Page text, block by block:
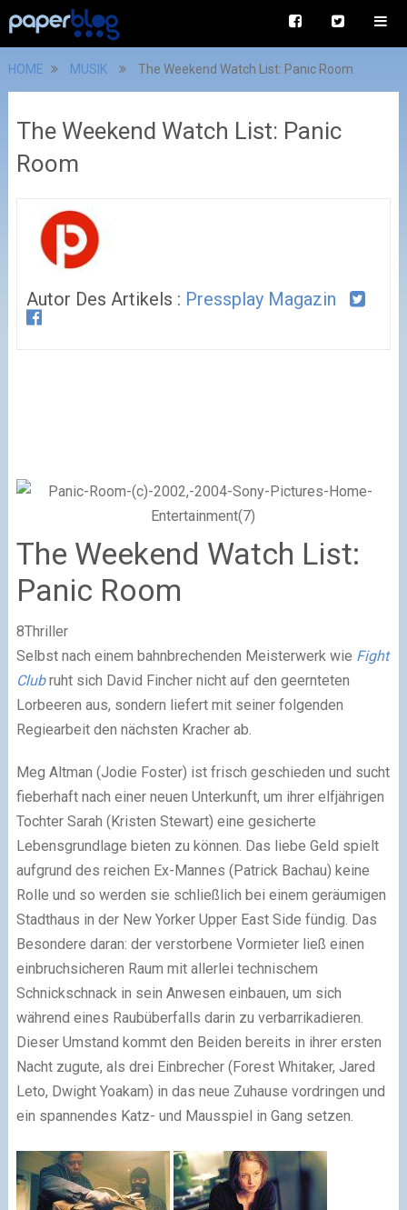
HOME MUSIK The Weekend Watch List: Panic Room
The Weekend Watch List: Panic
Room
Autor Des Artikels : Pressplay Magazin
The Weekend Watch List:
Panic Room
8Thriller
Selbst nach einem bahnbrechenden Meisterwerk wie Fight
Clubruht sich David Fincher nicht auf den geernteten
Lorbeeren aus, sondern liefert mit seiner folgenden
Regiearbeit den nächsten Kracher ab.
Meg Altman (Jodie Foster) ist frisch geschieden und sucht
fieberhaft nach einer neuen Unterkunft, um ihrer elfjährigen
Tochter Sarah (Kristen Stewart) eine gesicherte
Lebensgrundlage bieten zu können. Das liebe Geld spielt
aufgrund des reichen Ex-Mannes (Patrick Bachau) keine
Rolle und so werden sie schließlich bei einem geräumigen
Stadthaus in der New Yorker Upper East Side fündig. Das
Besondere daran: der verstorbene Vormieter ließ einen
einbruchsicheren Raum mit allerlei technischem
Schnickschnack in sein Anwesen einbauen, um sich
während eines Raubüberfalls darin zu verbarrikadieren.
Dieser Umstand kommt den Beiden bereits in ihrer ersten
Nacht zugute, als drei Einbrecher (Forest Whitaker, Jared
Leto, Dwight Yoakam) in das neue Zuhause vordringen und
ein spannendes Katz- und Mausspiel in Gang setzen.